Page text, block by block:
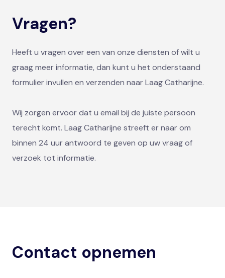
Vragen?
Heeft u vragen over een van onze diensten of wilt u
graag meer informatie, dan kunt u het onderstaand
formulier invullen en verzenden naar Laag Catharijne.
Wij zorgen ervoor dat u email bij de juiste persoon
terecht komt. Laag Catharijne streeft er naar om
binnen 24 uur antwoord te geven op uw vraag of
verzoek tot informatie.
Contact opnemen